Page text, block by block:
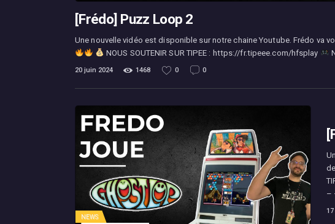
[Frédo] Puzz Loop 2
Une nouvelle vidéo est disponible sur notre chaine Youtube. Frédo va
NOUS SOUTENIR SUR TIPEE : https://fr.tipeee.com/hfsplay
20 juin 2024 1468 0 0
NEWS
–